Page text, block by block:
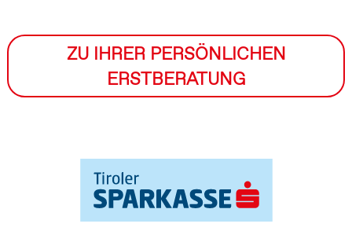
ZU IHRER PERSÖNLICHEN
ERSTBERATUNG